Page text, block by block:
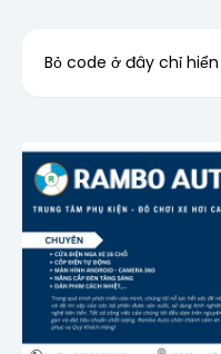
Bỏ code ở đây chỉ